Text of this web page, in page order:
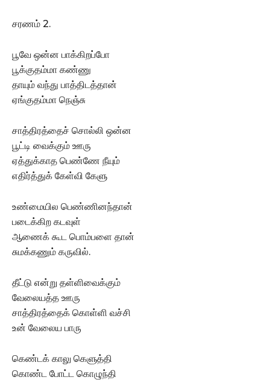
சரணம் 2.
பூவே ஒன்ன பாக்கிறப்போ
பூக்குதம்மா கண்ணு
தாயும் வந்து பாத்திடத்தான்
ஏங்குதம்மா நெஞ்சு
சாத்திரத்தைச் சொல்லி ஒன்ன
பூட்டி வைக்கும் ஊரு
ஏத்துக்காத பெண்ணே நீயும்
எதிர்த்துக் கேள்வி கேளு
உண்மையில பெண்ணினந்தான்
படைக்கிற கடவுள்
ஆணைக் கூட பொம்பளை தான்
சுமக்கணும் கருவில்.
தீட்டு என்று தள்ளிவைக்கும்
வேலையத்த ஊரு
சாத்திரத்தைக் கொள்ளி வச்சி
உன் வேலைய பாரு
கெண்டக் காலு கெளுத்தி
கொண்ட போட்ட கொழுந்தி